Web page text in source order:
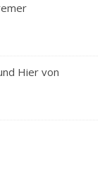
Hier von